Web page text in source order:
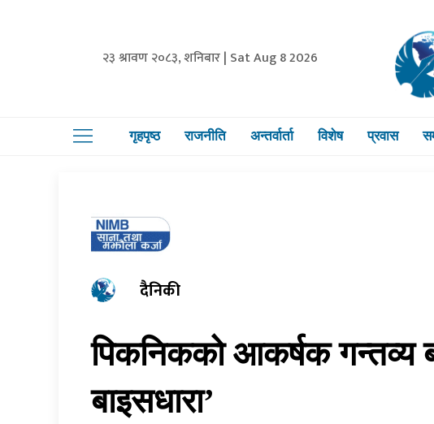
२३ श्रावण २०८३, शनिबार | Sat Aug 8 2026
गृहपृष्ठ राजनीति अन्तर्वार्ता विशेष प्रवास
दैनिकी
पिकनिकको आकर्षक गन्तव्य
बाइसधारा’